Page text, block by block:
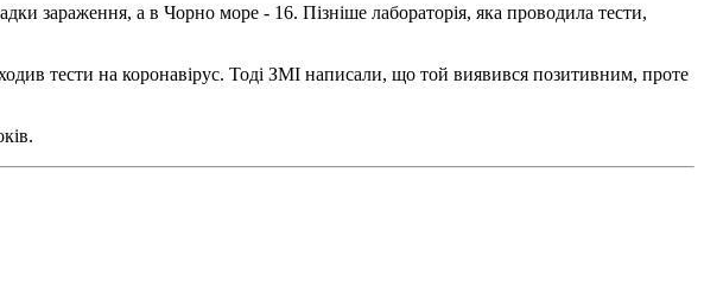
зараження, а в Чорно море - 16. Пізніше лабораторія, яка проводила тести,
тести на коронавірус. Тоді ЗМІ написали, що той виявився позитивним, проте